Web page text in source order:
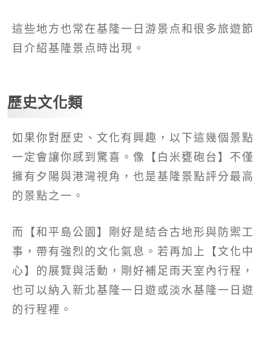
這些地方也常在基隆一日游景点和很多旅遊節
目介紹基隆景点時出現。
歷史文化類
如果你對歷史、文化有興趣，以下這幾個景點
一定會讓你感到驚喜。像【白米甕砲台】不僅
擁有夕陽與港灣視角，也是基隆景點評分最高
的景點之一。
而【和平島公園】剛好是結合古地形與防禦工
事，帶有強烈的文化氣息。若再加上【文化中
心】的展覽與活動，剛好補足雨天室內行程，
也可以納入新北基隆一日遊或淡水基隆一日遊
的行程裡。